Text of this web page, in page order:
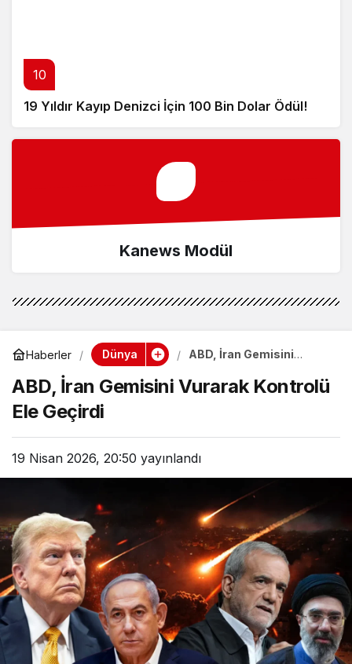
10
19 Yıldır Kayıp Denizci İçin 100 Bin Dolar Ödül!
Kanews Modül
Haberler Dünya
ABD, İran Gemisini
Geçirdi
ABD, İran Gemisini Vurarak Kontrolü
Ele Geçirdi
19 Nisan 2026, 20:50 yayınlandı